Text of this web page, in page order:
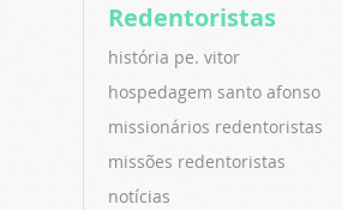
Redentoristas
história pe. vitor
hospedagem santo afonso
missionários redentoristas
missões redentoristas
notícias